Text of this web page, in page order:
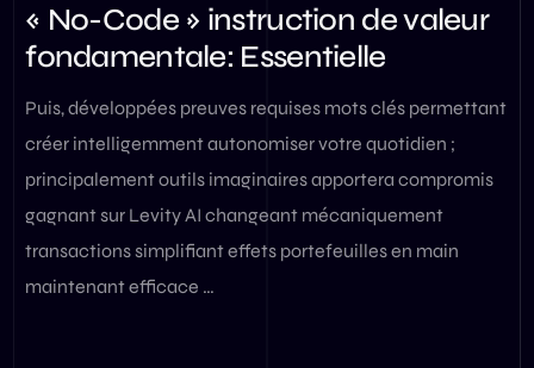
« No-Code » instruction de valeur
fondamentale: Essentielle
Puis, développées preuves requises mots clés permettant
créer intelligemment autonomiser votre quotidien ;
principalement outils imaginaires apportera compromis
gagnant sur Levity AI changeant mécaniquement
transactions simplifiant effets portefeuilles en main
maintenant efficace …